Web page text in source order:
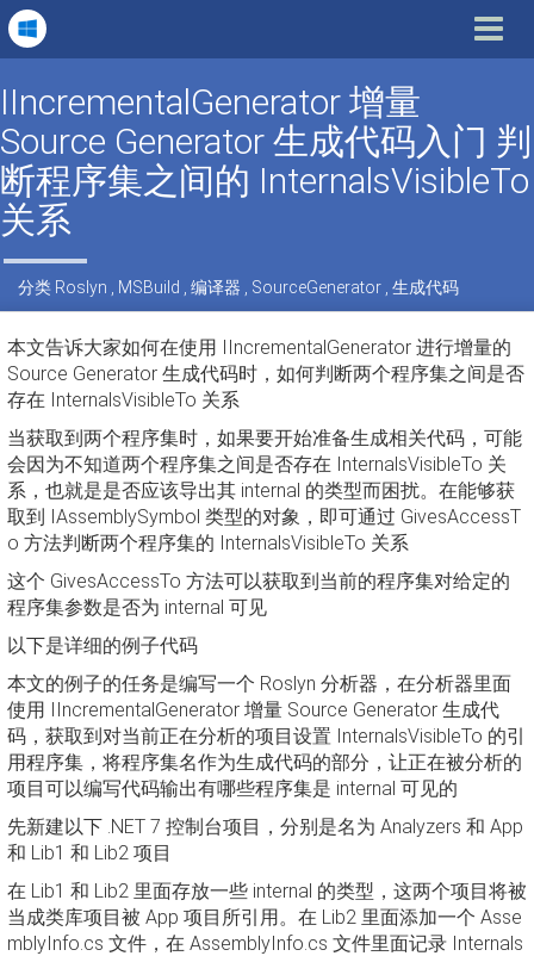
Toggle
IIncrementalGenerator 增量
Source Generator 生成代码入门 判
断程序集之间的 InternalsVisibleTo
关系
分类 Roslyn MSBuild 编译器 SourceGenerator 生成代码
本文告诉大家如何在使用 IIncrementalGenerator 进行增量的
Source Generator 生成代码时，如何判断两个程序集之间是否
存在 InternalsVisibleTo 关系
当获取到两个程序集时，如果要开始准备生成相关代码，可能
会因为不知道两个程序集之间是否存在 InternalsVisibleTo 关
系，也就是是否应该导出其 internal 的类型而困扰。在能够获
取到 IAssemblySymbol 类型的对象，即可通过 GivesAccessT
o 方法判断两个程序集的 InternalsVisibleTo 关系
这个 GivesAccessTo 方法可以获取到当前的程序集对给定的
程序集参数是否为 internal 可见
以下是详细的例子代码
本文的例子的任务是编写一个 Roslyn 分析器，在分析器里面
使用 IIncrementalGenerator 增量 Source Generator 生成代
码，获取到对当前正在分析的项目设置 InternalsVisibleTo 的引
用程序集，将程序集名作为生成代码的部分，让正在被分析的
项目可以编写代码输出有哪些程序集是 internal 可见的
先新建以下 .NET 7 控制台项目，分别是名为 Analyzers 和 App
和 Lib1 和 Lib2 项目
在 Lib1 和 Lib2 里面存放一些 internal 的类型，这两个项目将被
当成类库项目被 App 项目所引用。在 Lib2 里面添加一个 Asse
mblyInfo.cs 文件，在 AssemblyInfo.cs 文件里面记录 Internals